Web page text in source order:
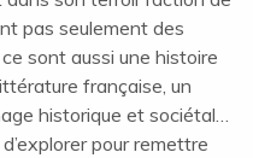
pas seulement des
sont aussi une histoire
française, un
historique et sociétal…
pour remettre